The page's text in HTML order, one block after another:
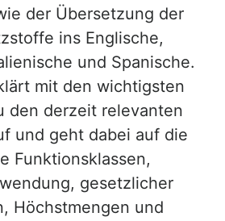
der Übersetzung der
ins Englische,
und Spanische.
mit den wichtigsten
den derzeit relevanten
und geht dabei auf die
Funktionsklassen,
gesetzlicher
Höchstmengen und